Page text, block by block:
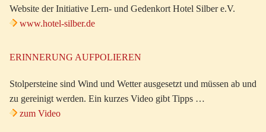
Website der Initiative Lern- und Gedenkort Hotel Silber e.V.
www.hotel-silber.de
ERINNERUNG AUFPOLIEREN
Stolpersteine sind Wind und Wetter ausgesetzt und müssen ab und
zu gereinigt werden. Ein kurzes Video gibt Tipps …
zum Video